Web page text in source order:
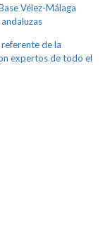
Vélez-Málaga
referente de la
expertos de todo el